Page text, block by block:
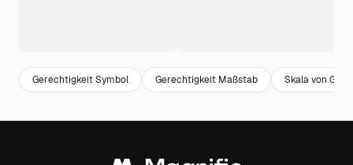
Gerechtigkeit Symbol Gerechtigkeit Maßstab Skala von